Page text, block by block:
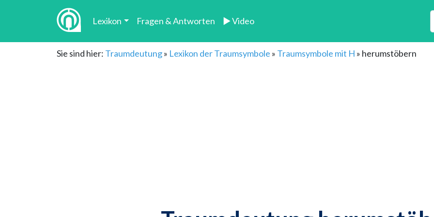
Lexikon Fragen & Antworten ► Video
Sie sind hier: Traumdeutung» Lexikon der Traumsymbole » Traumsymbole mit H » herumstöbern